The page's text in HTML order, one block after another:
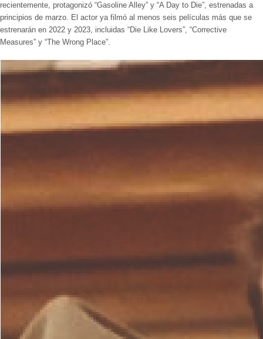
recientemente, protagonizó “Gasoline Alley” y “A Day to Die”, estrenadas a
principios de marzo. El actor ya filmó al menos seis películas más que se
estrenarán en 2022 y 2023, incluidas “Die Like Lovers”, “Corrective
Measures” y “The Wrong Place”.